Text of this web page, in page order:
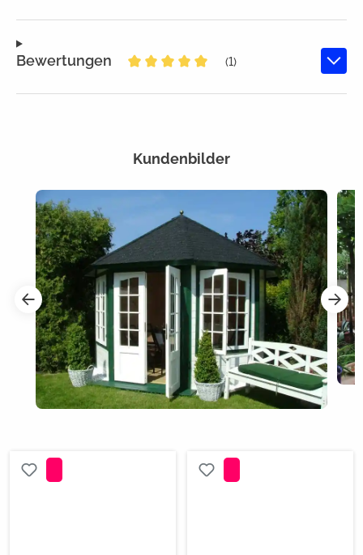
Bewertungen
(1)
Kundenbilder